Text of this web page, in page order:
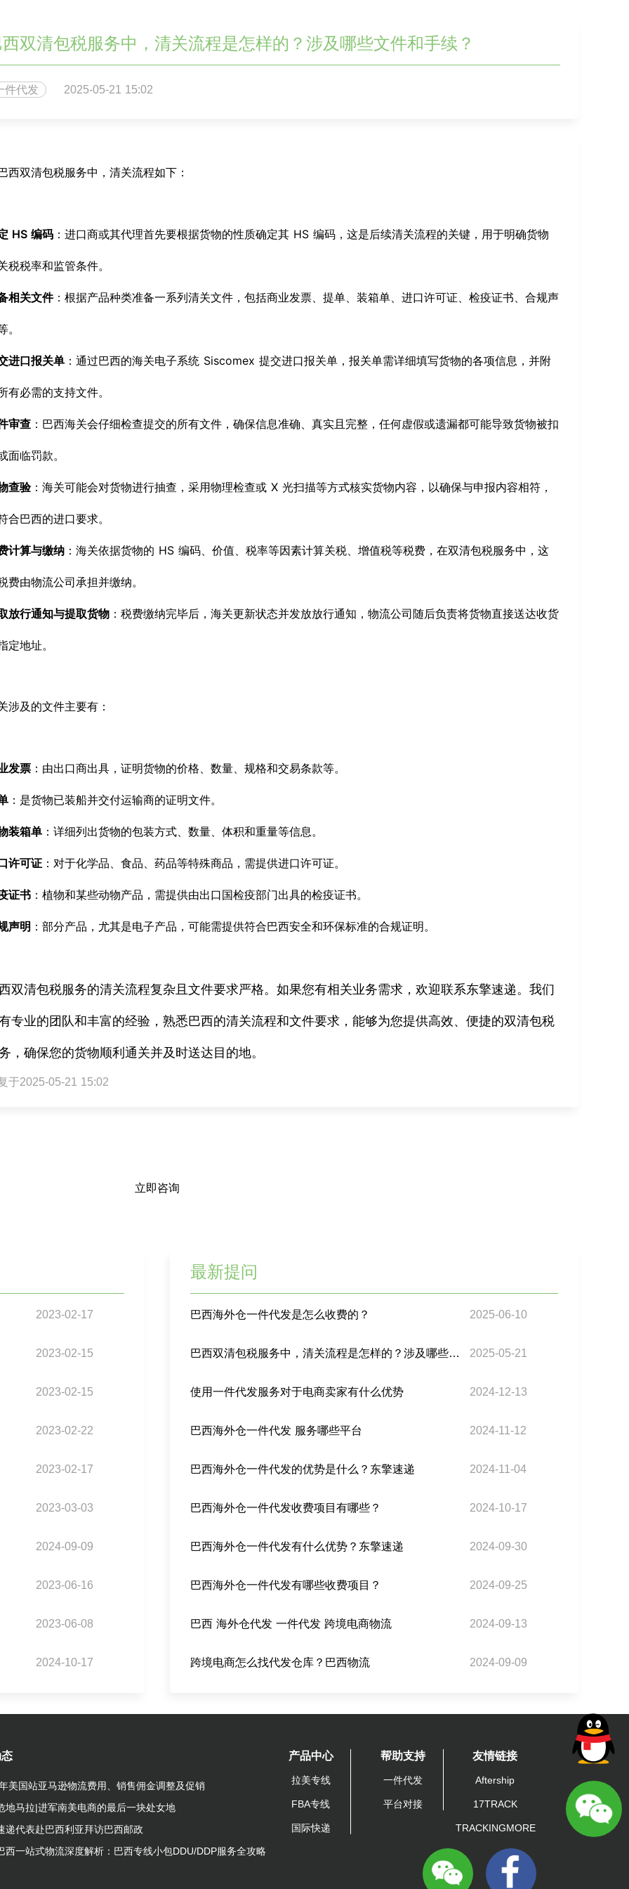
西双清包税服务中，清关流程是怎样的？涉及哪些文件和手续？
件代发 2025-05-21 15:02
西双清包税服务中，清关流程如下 ：
HS 编码 ：进口商或其代理首先要根据货物的性质确定其 HS 编码，这是后续清关流程的关键，用于明确货物
税税率和监管条件。
相关文件：根据产品种类准备一系列清关文件，包括商业发票、提单、装箱单、进口许可证、检疫证书、合规声
。
进口报关单 ：通过巴西的海关电子系统 Siscomex 提交进口报关单，报关单需详细填写货物的各项信息，并附
有必需的支持文件。
审查 ：巴西海关会仔细检查提交的所有文件，确保信息准确、真实且完整，任何虚假或遗漏都可能导致货物被扣
面临罚款。
查验：海关可能会对货物进行抽查，采用物理检查或 X 光扫描等方式核实货物内容，以确保与申报内容相符，
合巴西的进口要求。
计算与缴纳 ：海关依据货物的 HS 编码、价值、税率等因素计算关税、增值税等税费，在双清包税服务中，这
费由物流公司承担并缴纳。
放行通知与提取货物 ：税费缴纳完毕后，海关更新状态并发放放行通知，物流公司随后负责将货物直接送达收货
定地址。
涉及的文件主要有 ：
发票 ：由出口商出具，证明货物的价格、数量、规格和交易条款等。
：是货物已装船并交付运输商的证明文件。
装箱单 ：详细列出货物的包装方式、数量、体积和重量等信息。
许可证 ：对于化学品、食品、药品等特殊商品，需提供进口许可证。
证书 ：植物和某些动物产品，需提供由出口国检疫部门出具的检疫证书。
声明 ：部分产品，尤其是电子产品，可能需提供符合巴西安全和环保标准的合规证明。
双清包税服务的清关流程复杂且文件要求严格。如果您有相关业务需求，欢迎联系东擎速递。我们
专业的团队和丰富的经验，熟悉巴西的清关流程和文件要求，能够为您提供高效、便捷的双清包税
，确保您的货物顺利通关并及时送达目的地。
于2025-05-21 15:02
立即咨询
最新提问
巴西海外仓一件代发是怎么收费的？ 2025-06-10
巴西双清包税服务中，清关流程是怎样的？涉及哪些文件和手续？ 2025-05-21
使用一件代发服务对于电商卖家有什么优势 2024-12-13
巴西海外仓一件代发 服务哪些平台 2024-11-12
巴西海外仓一件代发的优势是什么？东擎速递 2024-11-04
巴西海外仓一件代发收费项目有哪些？ 2024-10-17
巴西海外仓一件代发有什么优势？东擎速递 2024-09-30
巴西海外仓一件代发有哪些收费项目？ 2024-09-25
巴西 海外仓代发 一件代发 跨境电商物流 2024-09-13
跨境电商怎么找代发仓库？巴西物流 2024-09-09
2023-02-17
2023-02-15
2023-02-15
2023-02-22
2023-02-17
2023-03-03
2024-09-09
2023-06-16
2023-06-08
2024-10-17
美国站亚马逊物流费用、销售佣金调整及促销
地马拉|进军南美电商的最后一块处女地
递代表赴巴西利亚拜访巴西邮政
西一站式物流深度解析：巴西专线小包DDU/DDP服务全攻略
产品中心
拉美专线
FBA专线
国际快递
帮助支持
一件代发
平台对接
友情链接
Aftership
17TRACK
TRACKINGMORE